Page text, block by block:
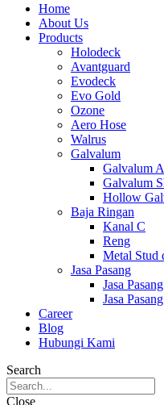
Home
About Us
Products
Holodeck
Avantguard
Evodeck
Evo Gold
Ozone
Aero Hose
Walrus
Galvalum
Galvalum
Galvalum
Hollow
Baja Ringan
Kanal C
Reng
Metal Stud
Jasa Pasang
Jasa
Jasa
Career
Blog
Hubungi Kami
Search
Close